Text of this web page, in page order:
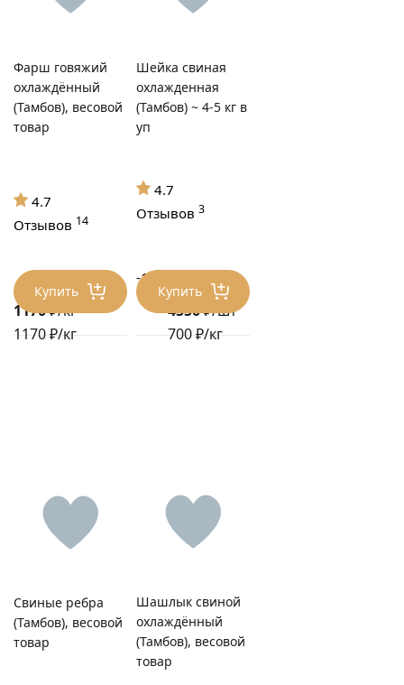
Купить
1170₽/кг
1170 ₽/кг
Фарш говяжий
охлаждённый
(Тамбов), весовой
товар
4.7
Отзывов 14
Купить
-17% 5460 ₽/шт
4550₽/шт
700 ₽/кг
Шейка свиная
охлажденная
(Тамбов) ~ 4-5 кг в
уп
4.7
Отзывов3
Свиные ребра
(Тамбов), весовой
товар
Шашлык свиной
охлаждённый
(Тамбов), весовой
товар